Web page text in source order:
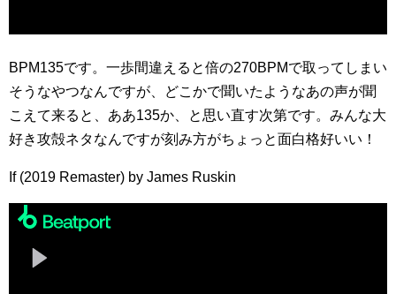
BPM135です。一歩間違えると倍の270BPMで取ってしまい
そうなやつなんですが、どこかで聞いたようなあの声が聞
こえて来ると、ああ135か、と思い直す次第です。みんな大
好き攻殻ネタなんですが刻み方がちょっと面白格好いい！
If (2019 Remaster) by James Ruskin